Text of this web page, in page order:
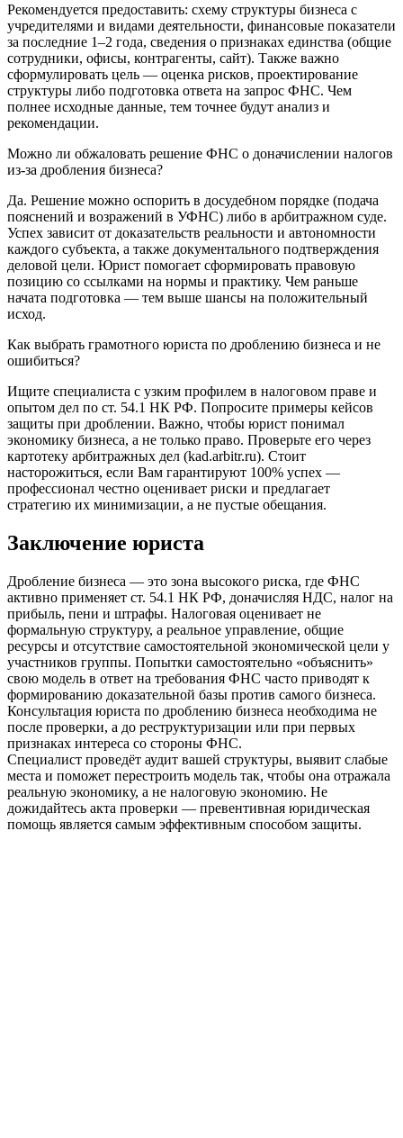
Рекомендуется предоставить: схему структуры бизнеса с
учредителями и видами деятельности, финансовые показатели
за последние 1–2 года, сведения о признаках единства (общие
сотрудники, офисы, контрагенты, сайт). Также важно
сформулировать цель — оценка рисков, проектирование
структуры либо подготовка ответа на запрос ФНС. Чем
полнее исходные данные, тем точнее будут анализ и
рекомендации.
Можно ли обжаловать решение ФНС о доначислении налогов
из-за дробления бизнеса?
Да. Решение можно оспорить в досудебном порядке (подача
пояснений и возражений в УФНС) либо в арбитражном суде.
Успех зависит от доказательств реальности и автономности
каждого субъекта, а также документального подтверждения
деловой цели. Юрист помогает сформировать правовую
позицию со ссылками на нормы и практику. Чем раньше
начата подготовка — тем выше шансы на положительный
исход.
Как выбрать грамотного юриста по дроблению бизнеса и не
ошибиться?
Ищите специалиста с узким профилем в налоговом праве и
опытом дел по ст. 54.1 НК РФ. Попросите примеры кейсов
защиты при дроблении. Важно, чтобы юрист понимал
экономику бизнеса, а не только право. Проверьте его через
картотеку арбитражных дел (kad.arbitr.ru). Стоит
насторожиться, если Вам гарантируют 100% успех —
профессионал честно оценивает риски и предлагает
стратегию их минимизации, а не пустые обещания.
Заключение юриста
Дробление бизнеса — это зона высокого риска, где ФНС
активно применяет ст. 54.1 НК РФ, доначисляя НДС, налог на
прибыль, пени и штрафы. Налоговая оценивает не
формальную структуру, а реальное управление, общие
ресурсы и отсутствие самостоятельной экономической цели у
участников группы. Попытки самостоятельно «объяснить»
свою модель в ответ на требования ФНС часто приводят к
формированию доказательной базы против самого бизнеса.
Консультация юриста по дроблению бизнеса необходима не
после проверки, а до реструктуризации или при первых
признаках интереса со стороны ФНС.
Специалист проведёт аудит вашей структуры, выявит слабые
места и поможет перестроить модель так, чтобы она отражала
реальную экономику, а не налоговую экономию. Не
дожидайтесь акта проверки — превентивная юридическая
помощь является самым эффективным способом защиты.